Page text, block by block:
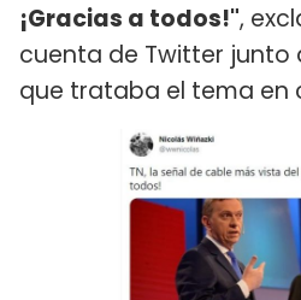
¡Gracias a todos!",
cuenta de Twitter junto
que trataba el tema en